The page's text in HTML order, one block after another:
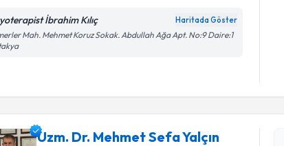
İbrahim Kılıç Haritada Göster
Mah. Mehmet Koruz Sokak. Abdullah Ağa Apt. No:9 Daire:1
Uzm. Dr. Mehmet Sefa Yalçın